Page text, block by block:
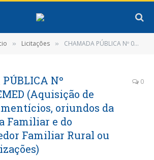
» Licitações » CHAMADA PÚBLICA Nº 001/2019/SEMED (Aquisição de gêneros alimentícios, oriundos da Agricultura Familiar e do Empreendedor Familiar Rural ou suas organizações)
Nº
(Aquisição de
oriundos da
Familiar e do
Familiar Rural ou
0